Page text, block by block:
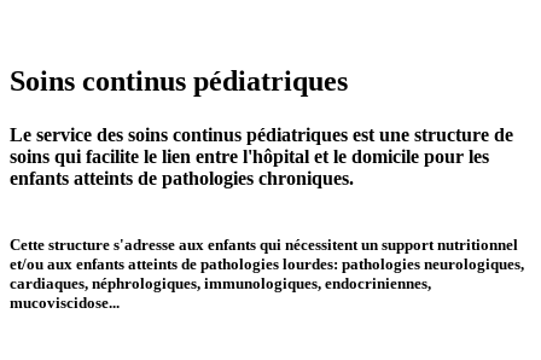
Soins continus pédiatriques
Le service des soins continus pédiatriques est une structure de
soins qui facilite le lien entre l'hôpital et le domicile pour les
enfants atteints de pathologies chroniques.
Cette structure s'adresse aux enfants qui nécessitent un support nutritionnel
et/ou aux enfants atteints de pathologies lourdes: pathologies neurologiques,
cardiaques, néphrologiques, immunologiques, endocriniennes,
mucoviscidose...